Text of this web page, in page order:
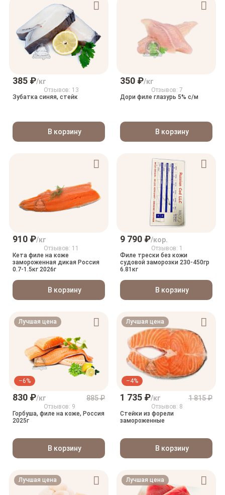
385 ₽/кг
Отзывов: 13
Зубатка синяя, стейк
В корзину
350 ₽/кг
Отзывов: 7
Дори филе глазурь 5% с/м
В корзину
910 ₽/кг
Отзывов: 11
Кета филе на коже
замороженная дикая Россия
0.7-1.5кг 2026г
В корзину
9 790 ₽/кор.
Отзывов: 1
Филе трески без кожи
судовой заморозки 230-450гр
6.81кг
В корзину
Лучшая цена
–6%
830 ₽/кг 885 ₽
Отзывов: 9
Горбуша, филе на коже, Россия
2025г
В корзину
Лучшая цена
–4%
1 735 ₽/кг 1 815 ₽
Отзывов: 8
Стейки из форели
замороженные
В корзину
Лучшая цена Лучшая цена